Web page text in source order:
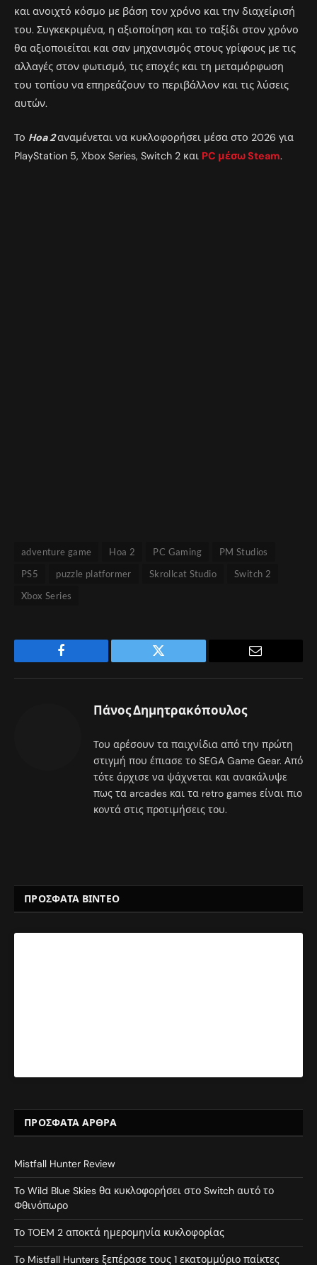
και ανοιχτό κόσμο με βάση τον χρόνο και την διαχείρισή
του. Συγκεκριμένα, η αξιοποίηση και το ταξίδι στον χρόνο
θα αξιοποιείται και σαν μηχανισμός στους γρίφους με τις
αλλαγές στον φωτισμό, τις εποχές και τη μεταμόρφωση
του τοπίου να επηρεάζουν το περιβάλλον και τις λύσεις
αυτών.
Το Hoa 2αναμένεται να κυκλοφορήσει μέσα στο 2026 για
PlayStation 5, Xbox Series, Switch 2 και PC μέσω Steam.
adventure game Hoa 2 PC Gaming
PM Studios
PS5
puzzle platformer Skrollcat Studio
Switch 2
Xbox Series
Facebook Twitter Email
Πάνος Δημητρακόπουλος
Του αρέσουν τα παιχνίδια από την πρώτη
στιγμή που έπιασε το SEGA Game Gear. Από
τότε άρχισε να ψάχνεται και ανακάλυψε
πως τα arcades και τα retro games είναι πιο
κοντά στις προτιμήσεις του.
ΠΡΟΣΦΑΤΑ ΒΙΝΤΕΟ
ΠΡΌΣΦΑΤΑ ΆΡΘΡΑ
Mistfall Hunter Review
To Wild Blue Skies θα κυκλοφορήσει στο Switch αυτό το
Φθινόπωρο
Το TOEM 2 αποκτά ημερομηνία κυκλοφορίας
To Mistfall Hunters ξεπέρασε τους 1 εκατομμύριο παίκτες